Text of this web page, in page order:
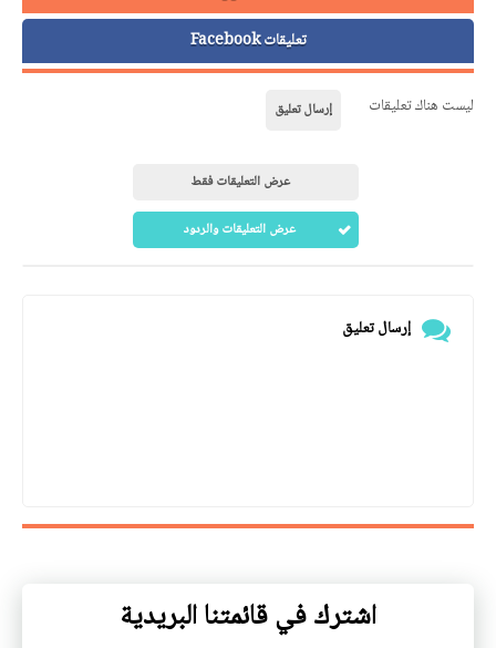
تعليقات Facebook
ليست هناك تعليقات إرسال تعليق
عرض التعليقات فقط
عرض التعليقات والردود
إرسال تعليق
اشترك في قائمتنا البريدية